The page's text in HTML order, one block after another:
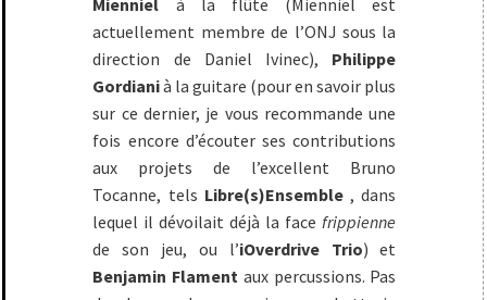
Mienniel à la flûte (Mienniel est
actuellement membre de l’ONJ sous la
direction de Daniel Ivinec), Philippe
Gordianià la guitare (pour en savoir plus
sur ce dernier, je vous recommande une
fois encore d’écouter ses contributions
aux projets de l’excellent Bruno
Tocanne, tels Libre(s)Ensemble, dans
lequel il dévoilait déjà la facefrippienne
de son jeu, ou l’iOverdrive Trio) et
Benjamin Flament aux percussions. Pas